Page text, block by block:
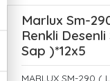
Marlux Sm-
Renkli
Sap )*12x5
MARLUX SM-290 (